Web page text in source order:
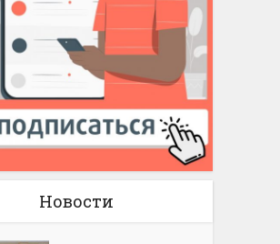
Новости